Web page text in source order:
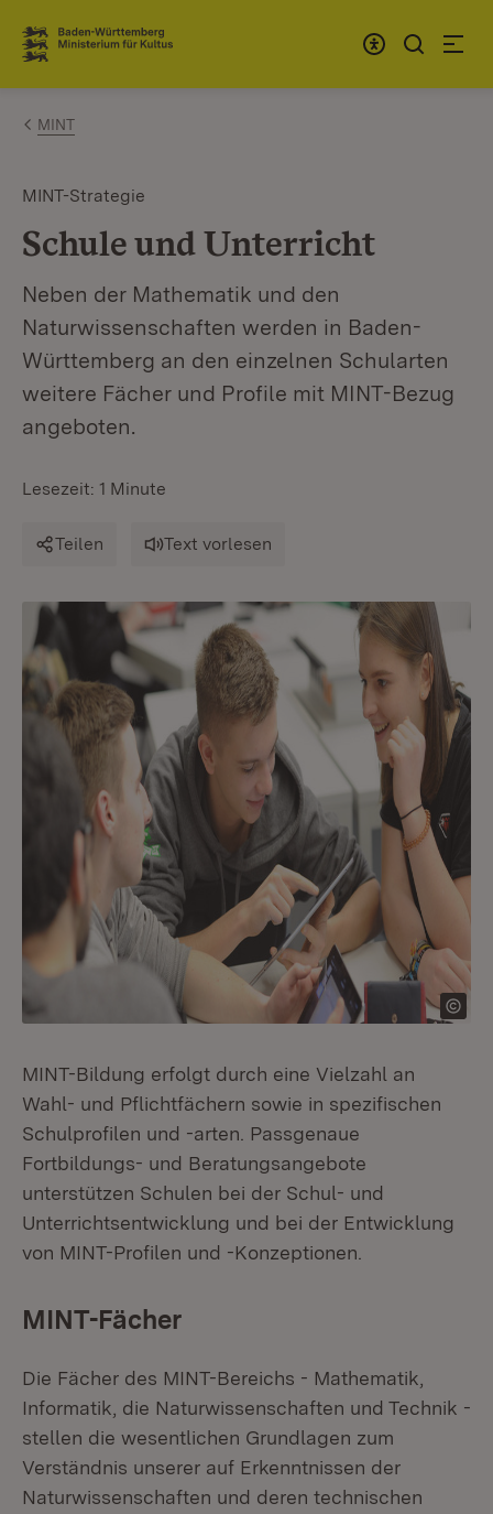
Zum Inhalt springen
Link zur Startseite
MINT
MINT-Strategie
Schule und Unterricht
Neben der Mathematik und den
Naturwissenschaften werden in Baden-
Württemberg an den einzelnen Schularten
weitere Fächer und Profile mit MINT-Bezug
angeboten.
Lesezeit: 1 Minute
Teilen Text vorlesen
MINT-Bildung erfolgt durch eine Vielzahl an
Wahl- und Pflichtfächern sowie in spezifischen
Schulprofilen und -arten. Passgenaue
Fortbildungs- und Beratungsangebote
unterstützen Schulen bei der Schul- und
Unterrichtsentwicklung und bei der Entwicklung
von MINT-Profilen und -Konzeptionen.
MINT-Fächer
Die Fächer des MINT-Bereichs - Mathematik,
Informatik, die Naturwissenschaften und Technik -
stellen die wesentlichen Grundlagen zum
Verständnis unserer auf Erkenntnissen der
Naturwissenschaften und deren technischen